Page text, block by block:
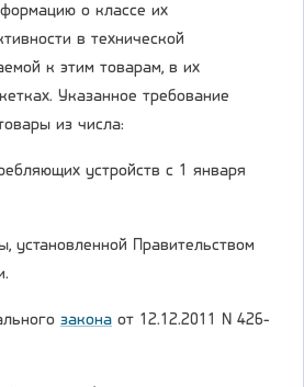
о классе их
в технической
к этим товарам, в их
Указанное требование
из числа:
устройств с 1 января
установленной Правительством
закона от 12.12.2011 N 426-